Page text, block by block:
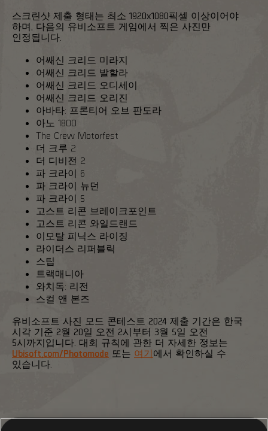
스크린샷 제출 형태는 최소 1920x1080픽셀 이상이어야
하며, 다음의 유비소프트 게임에서 찍은 사진만
인정됩니다.
어쌔신 크리드 미라지
어쌔신 크리드 발할라
어쌔신 크리드 오디세이
어쌔신 크리드 오리진
아바타: 프론티어 오브 판도라
아노 1800
The Crew Motorfest
더 크루 2
더 디비전 2
파 크라이 6
파 크라이 뉴던
파 크라이 5
고스트 리콘 브레이크포인트
고스트 리콘 와일드랜드
이모탈 피닉스 라이징
라이더스 리퍼블릭
스팁
트랙매니아
와치독: 리전
스컬 앤 본즈
유비소프트 사진 모드 콘테스트 2024 제출 기간은 한국
시각 기준 2월 20일 오전 2시부터 3월 5일 오전
5시까지입니다. 대회 규칙에 관한 더 자세한 정보는
Ubisoft.com/Photomode 또는 여기에서 확인하실 수
있습니다.